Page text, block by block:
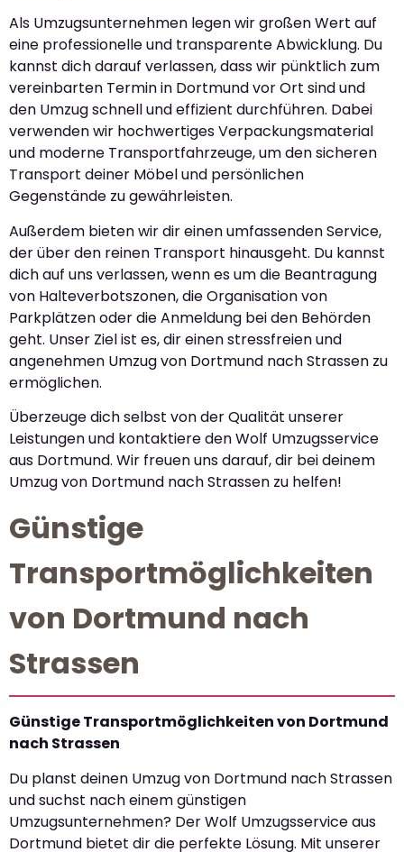
Als Umzugsunternehmen legen wir großen Wert auf
eine professionelle und transparente Abwicklung. Du
kannst dich darauf verlassen, dass wir pünktlich zum
vereinbarten Termin in Dortmund vor Ort sind und
den Umzug schnell und effizient durchführen. Dabei
verwenden wir hochwertiges Verpackungsmaterial
und moderne Transportfahrzeuge, um den sicheren
Transport deiner Möbel und persönlichen
Gegenstände zu gewährleisten.
Außerdem bieten wir dir einen umfassenden Service,
der über den reinen Transport hinausgeht. Du kannst
dich auf uns verlassen, wenn es um die Beantragung
von Halteverbotszonen, die Organisation von
Parkplätzen oder die Anmeldung bei den Behörden
geht. Unser Ziel ist es, dir einen stressfreien und
angenehmen Umzug von Dortmund nach Strassen zu
ermöglichen.
Überzeuge dich selbst von der Qualität unserer
Leistungen und kontaktiere den Wolf Umzugsservice
aus Dortmund. Wir freuen uns darauf, dir bei deinem
Umzug von Dortmund nach Strassen zu helfen!
Günstige
Transportmöglichkeiten
von Dortmund nach
Strassen
Günstige Transportmöglichkeiten von Dortmund
nach Strassen
Du planst deinen Umzug von Dortmund nach Strassen
und suchst nach einem günstigen
Umzugsunternehmen? Der Wolf Umzugsservice aus
Dortmund bietet dir die perfekte Lösung. Mit unserer